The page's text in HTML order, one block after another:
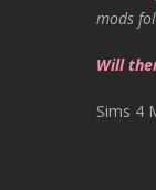
mods
Will
Sims 4